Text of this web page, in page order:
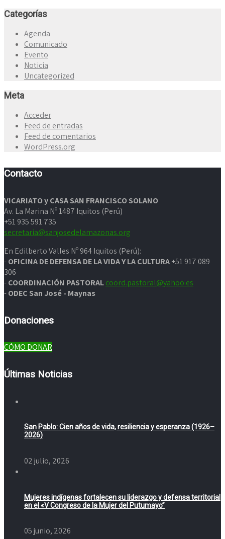
Categorías
Agenda
Comunicado
Evento
Noticia
Uncategorized
Meta
Acceder
Feed de entradas
Feed de comentarios
WordPress.org
Contacto
VICARIATO y CASA SAN FRANCISCO SOLANO
Av. La Marina Nº 1487 Iquitos (Perú)
+51 935 591 735
secretaria@sanjosedelamazonas.org
En Edilberto Valles Nº 964 Iquitos (Perú):
-OFICINA DE DEFENSA DE LA VIDA Y LA CULTURA+51 917 089
306
-COORDINACIÓN PASTORALcoord.pastoral@yahoo.es
-ODEC San José - Maynas
Donaciones
CÓMO DONAR
Últimas Noticias
San Pablo: Cien años de vida, resiliencia y esperanza (1926–
2026)
02 julio, 2026
Mujeres indígenas fortalecen su liderazgo y defensa territorial
en el «V Congreso de la Mujer del Putumayo”
05 junio, 2026